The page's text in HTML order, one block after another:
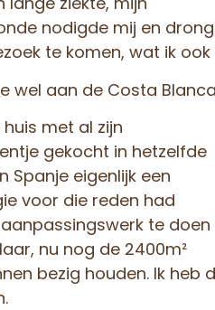
nodigde mij en drong
te komen, wat ik ook
wel aan de Costa
met al zijn
gekocht in hetzelfde
Spanje eigenlijk een
voor die reden had
te doen
nu nog de 2400m²
bezig houden. Ik heb